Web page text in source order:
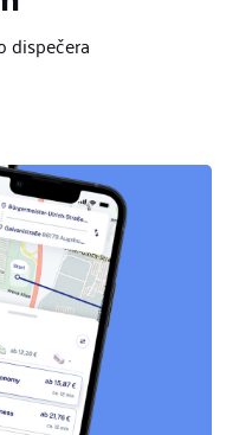
dispečera